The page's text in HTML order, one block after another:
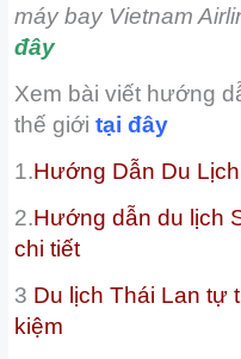
máy bay Vietnam
đây
Xem bài viết hướng
thế giớitại đây
1.Hướng Dẫn Du
2.Hướng dẫn du lịch
chi tiết
3 Du lịch Thái Lan tự
kiệm